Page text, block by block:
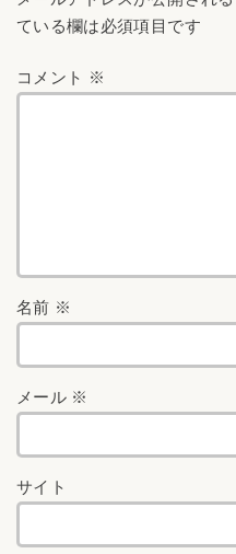
ている欄は必須項目です
コメント ※
名前 ※
メール ※
サイト